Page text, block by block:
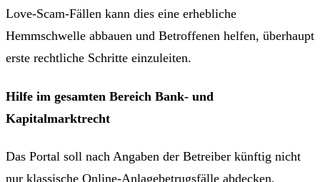
Love-Scam-Fällen kann dies eine erhebliche
Hemmschwelle abbauen und Betroffenen helfen, überhaupt
erste rechtliche Schritte einzuleiten.
Hilfe im gesamten Bereich Bank- und
Kapitalmarktrecht
Das Portal soll nach Angaben der Betreiber künftig nicht
nur klassische Online-Anlagebetrugsfälle abdecken,